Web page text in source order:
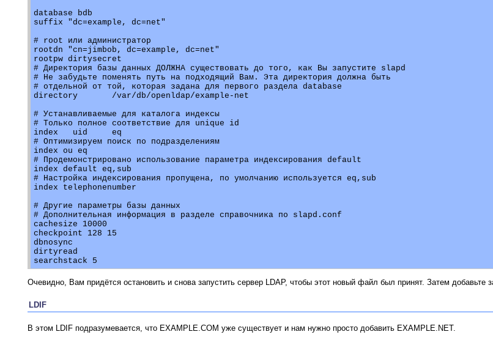
database bdb
suffix "dc=example, dc=net"
# root или администратор
rootdn "cn=jimbob, dc=example, dc=net"
rootpw dirtysecret
# Директория базы данных ДОЛЖНА существовать до того, как Вы запустите slapd
# Не забудьте поменять путь на подходящий Вам. Эта директория должна быть
# отдельной от той, которая задана для первого раздела database
directory	/var/db/openldap/example-net
# Устанавливаемые для каталога индексы
# Только полное соответствие для unique id
index	uid	eq
# Оптимизируем поиск по подразделениям
index ou eq
# Продемонстрировано использование параметра индексирования default
index default eq,sub
# Настройка индексирования пропущена, по умолчанию используется eq,sub
index telephonenumber
# Другие параметры базы данных
# Дополнительная информация в разделе справочника по slapd.conf
cachesize 10000
checkpoint 128 15
dbnosync
dirtyread
Очевидно, Вам придётся остановить и снова запустить сервер LDAP, чтобы этот новый файл был принят. Затем добавьте
LDIF
В этом LDIF подразумевается, что EXAMPLE.COM уже существует и нам нужно просто добавить EXAMPLE.NET.